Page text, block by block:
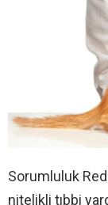
Sorumluluk
nitelikli tıbbi